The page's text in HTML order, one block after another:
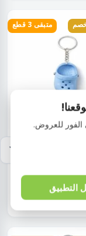
متبقى 3 قطع
EGP68.00
الفور للعروض.
التطبيق